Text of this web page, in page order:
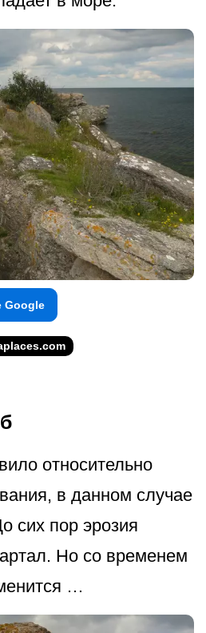
Google
относительно
в данном случае
сих пор эрозия
Но со временем
…